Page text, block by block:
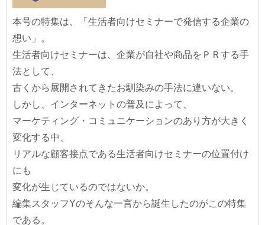
本号の特集は、「生活者向けセミナーで発信する企業の
想い」。
生活者向けセミナーは、企業が自社や商品をＰＲする手
法として、
古くから展開されてきたお馴染みの手法に違いない。
しかし、インターネットの普及によって、
マーケティング・コミュニケーションのあり方が大きく
変化する中、
リアルな顧客接点である生活者向けセミナーの位置付け
にも
変化が生じているのではないか。
編集スタッフYのそんな一言から誕生したのがこの特集
である。